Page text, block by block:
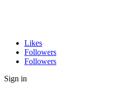
Likes
Followers
Followers
Sign in